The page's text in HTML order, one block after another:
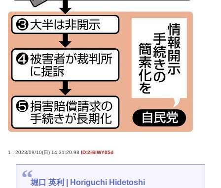
1 : 2023/09/10(日) 14:31:20.98 ID:2r6IWY05d
堀口 英利 | Horiguchi Hidetoshi